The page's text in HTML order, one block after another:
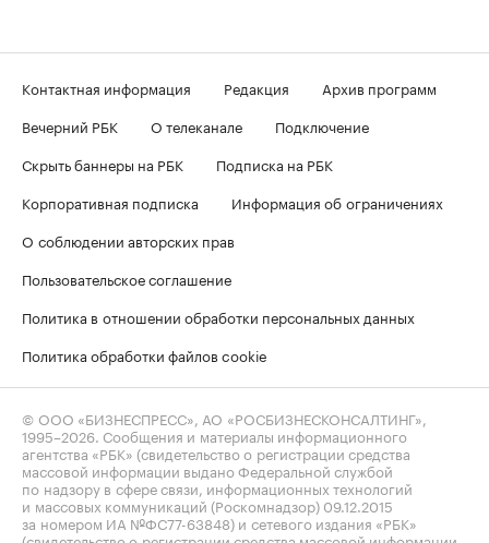
Контактная информация Редакция
Архив программ
Вечерний РБК
О телеканале
Подключение
Скрыть баннеры на РБК
Подписка на РБК
Корпоративная подписка
Информация об ограничениях
О соблюдении авторских прав
Пользовательское соглашение
Политика в отношении обработки персональных данных
Политика обработки файлов cookie
© ООО «БИЗНЕСПРЕСС», АО «РОСБИЗНЕСКОНСАЛТИНГ»,
1995–2026 . Сообщения и материалы информационного
агентства «РБК» (свидетельство о регистрации средства
массовой информации выдано Федеральной службой
по надзору в сфере связи, информационных технологий
и массовых коммуникаций (Роскомнадзор) 09.12.2015
за номером ИА №ФС77-63848) и сетевого издания «РБК»